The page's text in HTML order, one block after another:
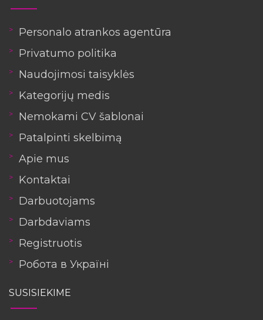
Personalo atrankos agentūra
Privatumo politika
Naudojimosi taisyklės
Kategorijų medis
Nemokami CV šablonai
Patalpinti skelbimą
Apie mus
Kontaktai
Darbuotojams
Darbdaviams
Registruotis
Робота в Україні
SUSISIEKIME